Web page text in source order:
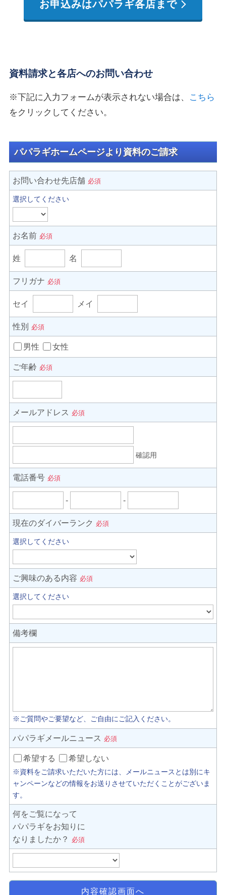
お申込みはパパラギ各店まで
資料請求と各店へのお問い合わせ
※下記に入力フォームが表示されない場合は、
こちら
をクリックしてください。